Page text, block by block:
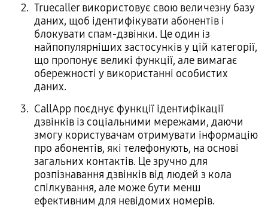
Truecaller використовує свою величезну базу
даних, щоб ідентифікувати абонентів і
блокувати спам-дзвінки. Це один із
найпопулярніших застосунків у цій категорії,
що пропонує великі функції, але вимагає
обережності у використанні особистих
даних.
CallApp поєднує функції ідентифікації
дзвінків із соціальними мережами, даючи
змогу користувачам отримувати інформацію
про абонентів, які телефонують, на основі
загальних контактів. Це зручно для
розпізнавання дзвінків від людей з кола
спілкування, але може бути менш
ефективним для невідомих номерів.